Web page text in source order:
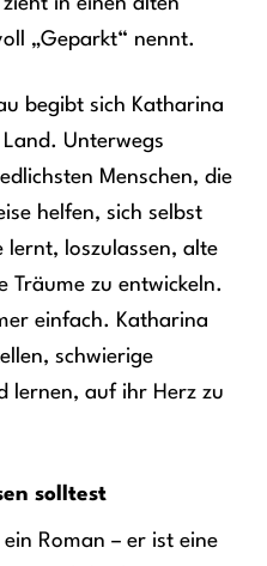
„Geparkt“ nennt.
begibt sich Katharina
Unterwegs
Menschen, die
helfen, sich selbst
lernt, loszulassen, alte
Träume zu entwickeln.
einfach. Katharina
schwierige
lernen, auf ihr Herz zu
solltest
Roman – er ist eine